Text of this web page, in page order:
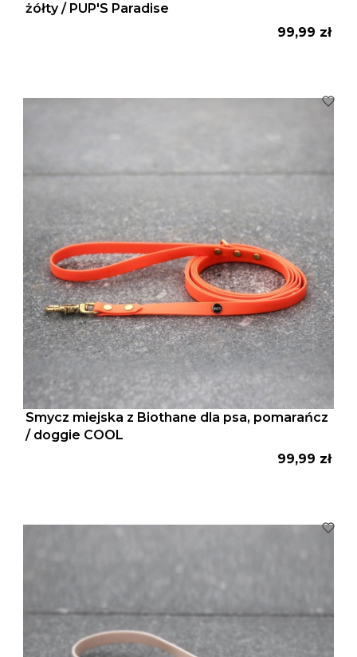
żółty / PUP'S Paradise
Cena
99,99 zł
Smycz miejska z Biothane dla psa, pomarańcz
/ doggie COOL
Cena
99,99 zł